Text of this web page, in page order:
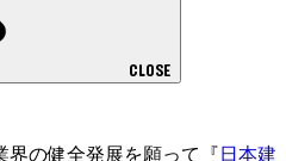
CLOSE
界の健全発展を願って『 日本建